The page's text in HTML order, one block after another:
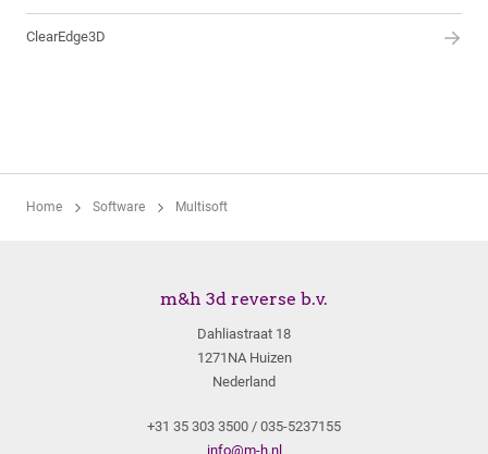
ClearEdge3D
Home Software Multisoft
m&h 3d reverse b.v.
Dahliastraat 18
1271NA Huizen
Nederland
+31 35 303 3500 / 035-5237155
info@m-h.nl